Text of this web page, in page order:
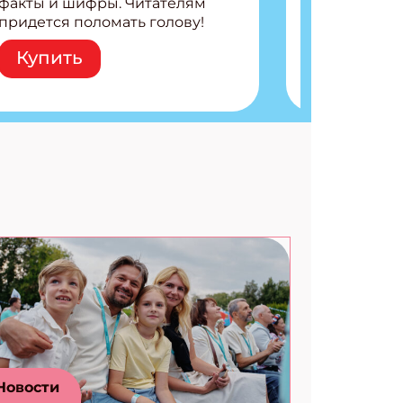
придется поломать голову!
Внутри: Шифры и
расшифровки Плетем
запутанные поделки
коды 3 комикса
Купить